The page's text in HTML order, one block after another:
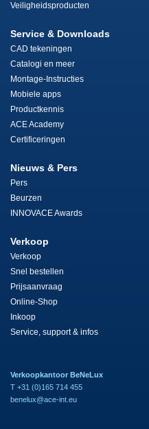
Veiligheidsproducten
Service & Downloads
CAD tekeningen
Catalogi en meer
Montage-Instructies
Mobiele apps
Productkennis
ACE Academy
Certificeringen
Nieuws & Pers
Pers
Beurzen
INNOVACE Awards
Verkoop
Verkoop
Snel bestellen
Prijsaanvraag
Online-Shop
Inkoop
Service, support & infos
Verkoopkantoor BeNeLux
T +31 (0)165 714 455
benelux@ace-int.eu